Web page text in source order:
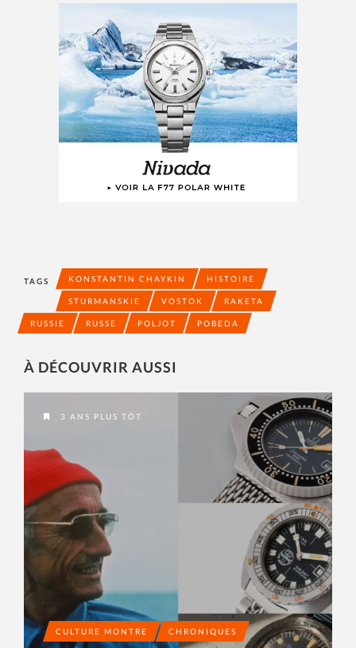
TAGS KONSTANTIN CHAYKIN HISTOIRE
STURMANSKIE VOSTOK RAKETA
RUSSIE RUSSE POLJOT POBEDA
À DÉCOUVRIR AUSSI
3 ANS PLUS TÔT
CULTURE MONTRE CHRONIQUES